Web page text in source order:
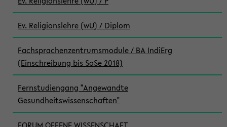
Ev. Religionslehre (wU) / Diplom
Fachsprachenzentrumsmodule / BA IndiErg
(Einschreibung bis SoSe 2018)
Fernstudiengang "Angewandte
Gesundheitswissenschaften"